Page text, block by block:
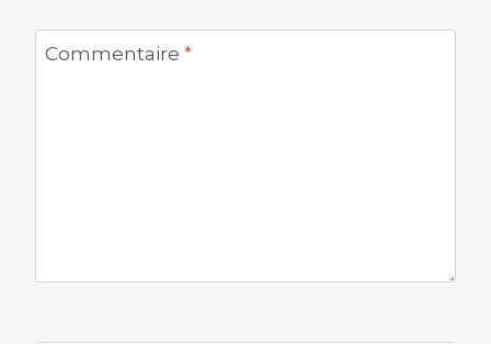
Commentaire *